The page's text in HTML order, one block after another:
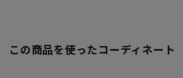
この商品を使ったコーディネート